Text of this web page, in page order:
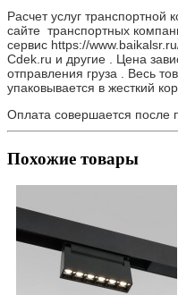
Расчет услуг транспортной
сайте транспортных
сервис https://
Cdek.ru и другие . Цена
отправления груза . Весь
упаковывается в жесткий
Оплата совершается после
Похожие товары